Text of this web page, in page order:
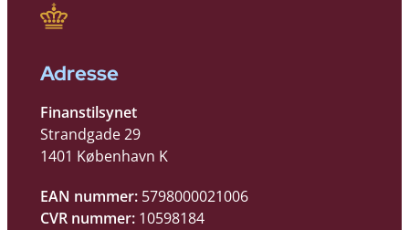
Adresse
Finanstilsynet
Strandgade 29
1401 København K
EAN nummer: 5798000021006
CVR nummer: 10598184